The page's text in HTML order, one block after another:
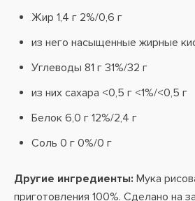
Жир 1,4 г 2%/0,6 г
из него насыщенные жирные
Углеводы 81 г 31%/32 г
из них сахара <0,5 г <1%/<0,5 г
Белок 6,0 г 12%/2,4 г
Соль 0 г 0%/0 г
Другие ингредиенты: Мука
приготовления 100%. Сделано на